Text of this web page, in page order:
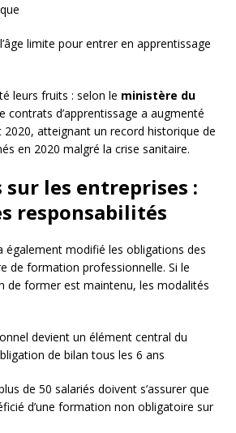
limite pour entrer en apprentissage
leurs fruits : selon le ministère du
contrats d’apprentissage a augmenté
2020, atteignant un record historique de
en 2020 malgré la crise sanitaire.
sur les entreprises :
responsabilités
également modifié les obligations des
de formation professionnelle. Si le
de former est maintenu, les modalités
devient un élément central du
de bilan tous les 6 ans
de 50 salariés doivent s’assurer que
d’une formation non obligatoire sur